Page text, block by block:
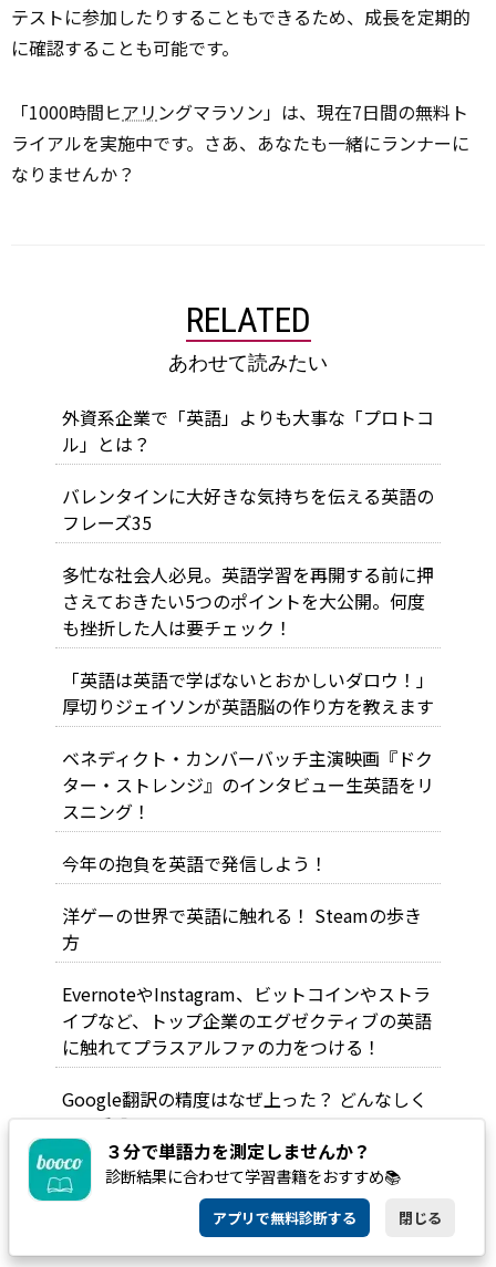
テストに参加したりすることもできるため、成長を定期的
に確認することも可能です。
「1000時間ヒアリ ングマラソン」は、現在7日間の無料ト
ライアルを実施中です。さあ、あなたも一緒にランナーに
なりませんか？
RELATED
あわせて読みたい
外資系企業で「英語」よりも大事な「プロトコ
ル」とは？
バレンタインに大好きな気持ちを伝える英語の
フレーズ35
多忙な社会人必見。英語学習を再開する前に押
さえておきたい5つのポイントを大公開。何度
も挫折した人は要チェック！
「英語は英語で学ばないとおかしいダロウ！」
厚切りジェイソンが英語脳の作り方を教えます
ベネディクト・カンバーバッチ主演映画『ドク
ター・ストレンジ』のインタビュー生英語をリ
スニング！
今年の抱負を英語で発信しよう！
洋ゲーの世界で英語に触れる！ Steamの歩き
方
EvernoteやInstagram、ビットコインやストラ
イプなど、トップ企業のエグゼクティブの英語
に触れてプラスアルファの力をつける！
Google翻訳の精度はなぜ上った？ どんなしく
み？ 翻訳者はもう不要？
シンガポールでの「お酒」の注意点（罰金、酒
税、マナー）
３分で単語力を測定しませんか？
診断結果に合わせて学習書籍をおすすめ📚
アプリで無料診断する 閉じる